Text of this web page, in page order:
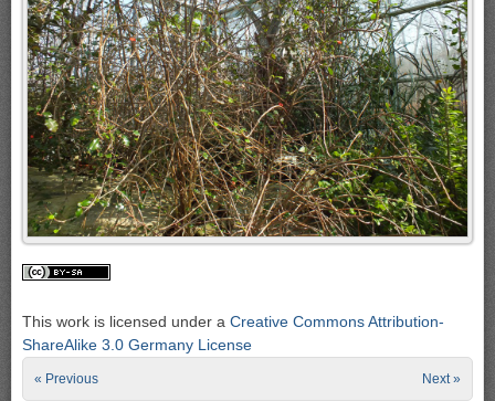
This work is licensed under a Creative Commons Attribution-
ShareAlike 3.0 Germany License
« Previous Next »